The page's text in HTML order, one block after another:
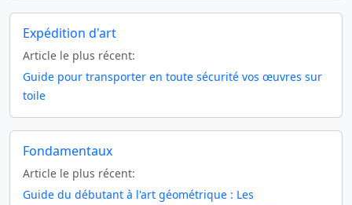
Expédition d'art
Article le plus récent:
Guide pour transporter en toute sécurité vos œuvres sur
toile
Fondamentaux
Article le plus récent:
Guide du débutant à l'art géométrique : Les